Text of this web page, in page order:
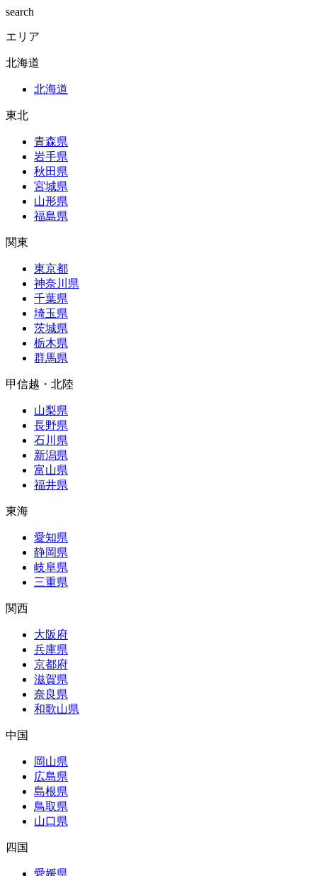
search
エリア
北海道
北海道
東北
青森県
岩手県
秋田県
宮城県
山形県
福島県
関東
東京都
神奈川県
千葉県
埼玉県
茨城県
栃木県
群馬県
甲信越・北陸
山梨県
長野県
石川県
新潟県
富山県
福井県
東海
愛知県
静岡県
岐阜県
三重県
関西
大阪府
兵庫県
京都府
滋賀県
奈良県
和歌山県
中国
岡山県
広島県
島根県
鳥取県
山口県
四国